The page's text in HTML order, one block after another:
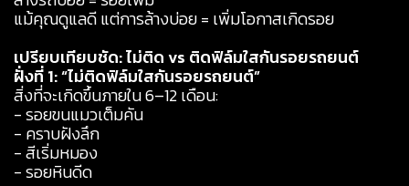
แม้คุณดูแลดี แต่การล้างบ่อย = เพิ่มโอกาสเกิดรอย
เปรียบเทียบชัด: ไม่ติด vs ติดฟิล์มใสกันรอยรถยนต์
ฝั่งที่ 1: “ไม่ติดฟิล์มใสกันรอยรถยนต์”
สิ่งที่จะเกิดขึ้นภายใน 6–12 เดือน:
- รอยขนแมวเต็มคัน
- คราบฝังลึก
- สีเริ่มหมอง
- รอยหินดีด